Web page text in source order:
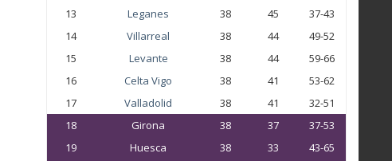
13
Leganes 38 45
37-43
14
Villarreal 38 44
49-52
15
Levante 38 44
59-66
16
Celta Vigo 38 41
53-62
17
Valladolid 38 41
32-51
18
Girona 38 37
37-53
19
Huesca 38 33
43-65